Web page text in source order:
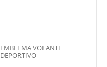
EMBLEMA VOLANTE
DEPORTIVO